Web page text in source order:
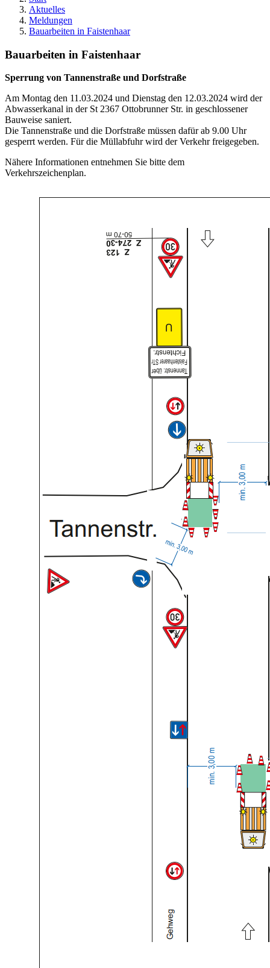
Aktuelles
Meldungen
Bauarbeiten in Faistenhaar
Bauarbeiten in Faistenhaar
Sperrung von Tannenstraße und Dorfstraße
Am Montag den 11.03.2024 und Dienstag den 12.03.2024 wird der
Abwasserkanal in der St 2367 Ottobrunner Str. in geschlossener
Bauweise saniert.
Die Tannenstraße und die Dorfstraße müssen dafür ab 9.00 Uhr
gesperrt werden. Für die Müllabfuhr wird der Verkehr freigegeben.
Nähere Informationen entnehmen Sie bitte dem
Verkehrszeichenplan.